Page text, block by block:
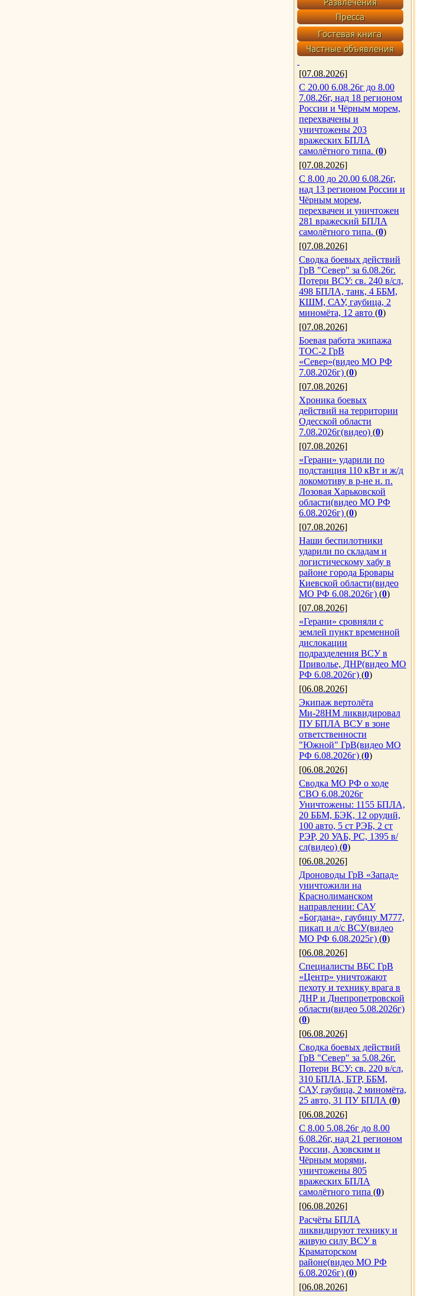
[07.08.2026]
С 20.00 6.08.26г до 8.00
7.08.26г, над 18 регионом
России и Чёрным морем,
перехвачены и
уничтожены 203
вражеских БПЛА
самолётного типа. (0)
[07.08.2026]
С 8.00 до 20.00 6.08.26г,
над 13 регионом России и
Чёрным морем,
перехвачен и уничтожен
281 вражеский БПЛА
самолётного типа. (0)
[07.08.2026]
Сводка боевых действий
ГрВ "Север" за 6.08.26г.
Потери ВСУ: св. 240 в/сл,
498 БПЛА, танк, 4 ББМ,
КШМ, САУ, гаубица, 2
миномёта, 12 авто (0)
[07.08.2026]
Боевая работа экипажа
ТОС-2 ГрВ
«Север»(видео МО РФ
7.08.2026г) (0)
[07.08.2026]
Хроника боевых
действий на территории
Одесской области
7.08.2026г(видео) (0)
[07.08.2026]
«Герани» ударили по
подстанция 110 кВт и ж/д
локомотиву в р-не н. п.
Лозовая Харьковской
области(видео МО РФ
6.08.2026г) (0)
[07.08.2026]
Наши беспилотники
ударили по складам и
логистическому хабу в
районе города Бровары
Киевской области(видео
МО РФ 6.08.2026г) (0)
[07.08.2026]
«Герани» сровняли с
землей пункт временной
дислокации
подразделения ВСУ в
Приволье, ДНР(видео МО
РФ 6.08.2026г) (0)
[06.08.2026]
Экипаж вертолёта
Ми-28НМ ликвидировал
ПУ БПЛА ВСУ в зоне
ответственности
"Южной" ГрВ(видео МО
РФ 6.08.2026г) (0)
[06.08.2026]
Сводка МО РФ о ходе
СВО 6.08.2026г
Уничтожены: 1155 БПЛА,
20 ББМ, БЭК, 12 орудий,
100 авто, 5 ст РЭБ, 2 ст
РЭР, 20 УАБ, РС, 1395 в/
сл(видео) (0)
[06.08.2026]
Дроноводы ГрВ «Запад»
уничтожили на
Краснолиманском
направлении: САУ
«Богдана», гаубицу М777,
пикап и л/с ВСУ(видео
МО РФ 6.08.2025г) (0)
[06.08.2026]
Специалисты ВБС ГрВ
«Центр» уничтожают
пехоту и технику врага в
ДНР и Днепропетровской
области(видео 5.08.2026г)
(0)
[06.08.2026]
Сводка боевых действий
ГрВ "Север" за 5.08.26г.
Потери ВСУ: св. 220 в/сл,
310 БПЛА, БТР, ББМ,
САУ, гаубица, 2 миномёта,
25 авто, 31 ПУ БПЛА (0)
[06.08.2026]
С 8.00 5.08.26г до 8.00
6.08.26г, над 21 регионом
России, Азовским и
Чёрным морями,
уничтожены 805
вражеских БПЛА
самолётного типа (0)
[06.08.2026]
Расчёты БПЛА
ликвидируют технику и
живую силу ВСУ в
Краматорском
районе(видео МО РФ
6.08.2026г) (0)
[06.08.2026]